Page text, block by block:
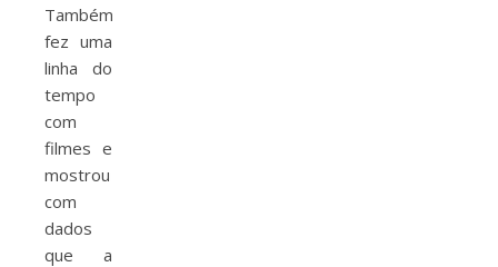
Também
fez uma
linha do
tempo
com
filmes e
mostrou
com
dados
que a